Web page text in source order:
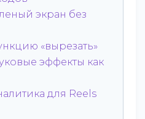
экран без
«вырезать»
эффекты как
для Reels